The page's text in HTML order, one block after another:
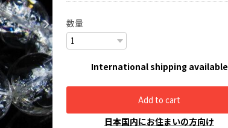
数量
International shipping available
Add to cart
日本国内にお住まいの方向け